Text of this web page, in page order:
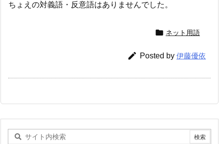
ちょえの対義語・反意語はありませんでした。
 ネット用語
 Posted by 伊藤優依